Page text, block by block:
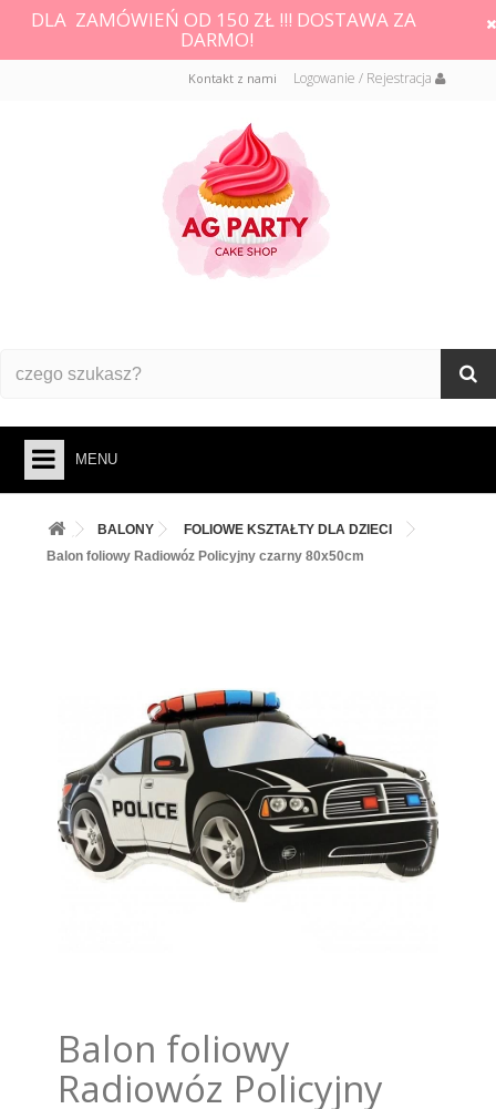
DLA ZAMÓWIEŃ OD 150 ZŁ !!! DOSTAWA ZA
DARMO!
Logowanie / Rejestracja
Kontakt z nami
MENU
PIECZENIE
UROCZYSTOŚCI
PODKŁADY /PRZEKŁADKI/WSPORNIKI/BANKETÓWKI
KOLEKCJE
BALONY
FOLIOWE KSZTAŁTY DLA DZIECI
Balon foliowy Radiowóz Policyjny czarny 80x50cm
Balon foliowy
Radiowóz Policyjny